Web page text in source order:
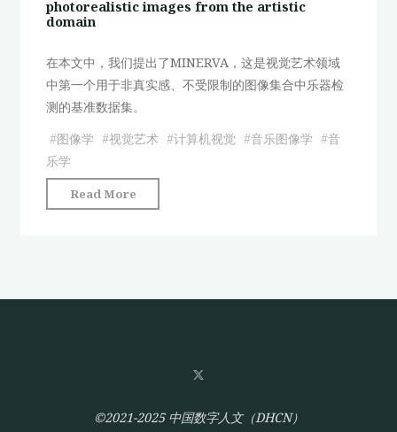
建"
of
Printers’
photorealistic images from the artistic
domain
在本文中，我们提出了MINERVA，这是视觉艺术领域
中第一个用于非真实感、不受限制的图像集合中乐器检
测的基准数据集。
#图像学 #视觉艺术 #计算机视觉 #音乐图像学 #音
乐学
Read More
in
Benchmarking
instruments
©2021-2025 中国数字人文（DHCN）